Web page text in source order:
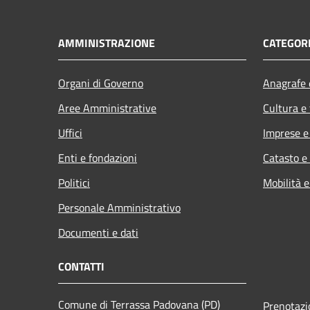
AMMINISTRAZIONE
Organi di Governo
Aree Amministrative
Uffici
Enti e fondazioni
Politici
Personale Amministrativo
Documenti e dati
Cultura
Imprese
Catasto
Mobilità
CONTATTI
Comune di Terrassa Padovana (PD)